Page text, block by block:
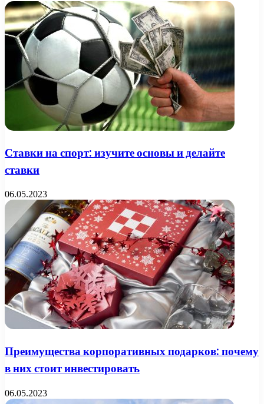
Ставки на спорт: изучите основы и делайте
ставки
06.05.2023
Преимущества корпоративных подарков: почему
в них стоит инвестировать
06.05.2023